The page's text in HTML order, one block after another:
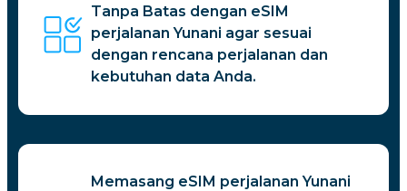
Tanpa Batas dengan eSIM
perjalanan Yunani agar sesuai
dengan rencana perjalanan dan
kebutuhan data Anda.
Memasang eSIM perjalanan Yunani